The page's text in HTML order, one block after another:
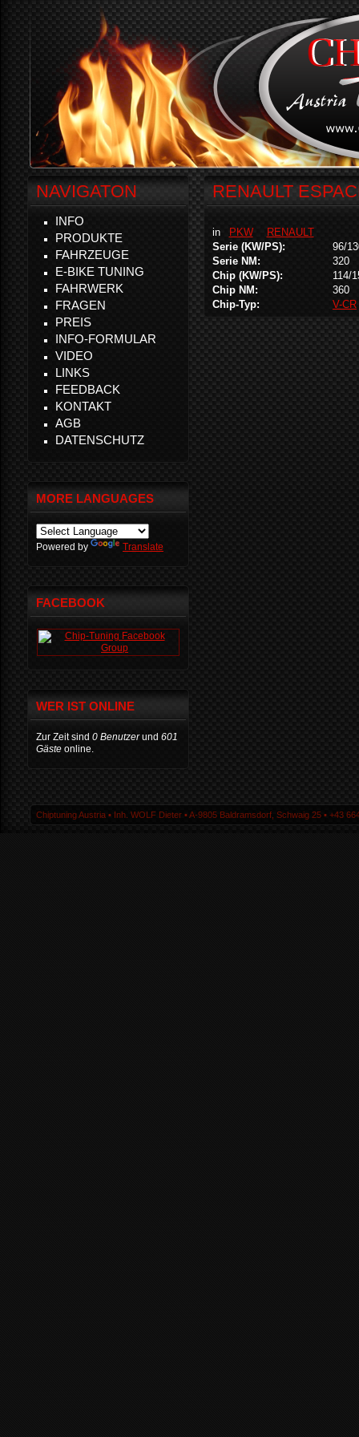
RENAULT
in PKW
RENAULT
Serie (KW/PS):
96/
Serie NM:
320
Chip (KW/PS):
114/
Chip NM:
360
Chip-Typ:
V-CR
NAVIGATON
INFO
PRODUKTE
FAHRZEUGE
E-BIKE TUNING
FAHRWERK
FRAGEN
PREIS
INFO-FORMULAR
VIDEO
LINKS
FEEDBACK
KONTAKT
AGB
DATENSCHUTZ
MORE LANGUAGES
Powered by Translate
FACEBOOK
WER IST ONLINE
Zur Zeit sind 0 Benutzerund 601
Gäste online.
Chiptuning Austria ▪ Inh. WOLF Dieter ▪ A-9805 Baldramsdorf, Schwaig 25 ▪ +43